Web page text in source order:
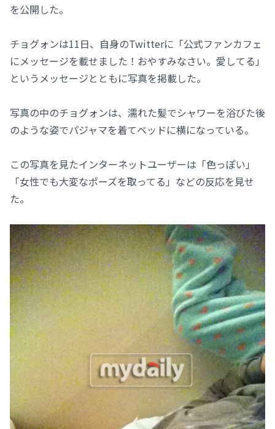
を公開した。
チョグォンは11日、自身のTwitterに「公式ファンカフェ
にメッセージを載せました！おやすみなさい。愛してる」
というメッセージとともに写真を掲載した。
写真の中のチョグォンは、濡れた髪でシャワーを浴びた後
のような姿でパジャマを着てベッドに横になっている。
この写真を見たインターネットユーザーは「色っぽい」
「女性でも大変なポーズを取ってる」などの反応を見せ
た。